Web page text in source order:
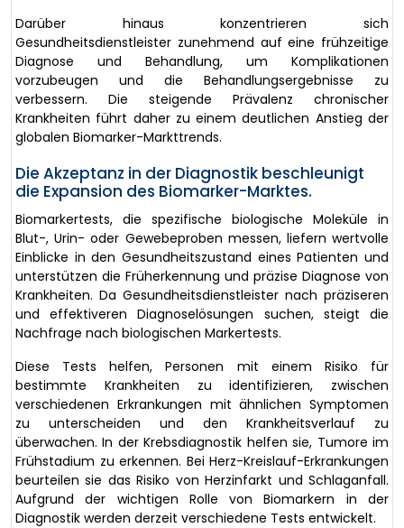
Darüber hinaus konzentrieren sich
Gesundheitsdienstleister zunehmend auf eine frühzeitige
Diagnose und Behandlung, um Komplikationen
vorzubeugen und die Behandlungsergebnisse zu
verbessern. Die steigende Prävalenz chronischer
Krankheiten führt daher zu einem deutlichen Anstieg der
globalen Biomarker-Markttrends.
Die Akzeptanz in der Diagnostik beschleunigt
die Expansion des Biomarker-Marktes.
Biomarkertests, die spezifische biologische Moleküle in
Blut-, Urin- oder Gewebeproben messen, liefern wertvolle
Einblicke in den Gesundheitszustand eines Patienten und
unterstützen die Früherkennung und präzise Diagnose von
Krankheiten. Da Gesundheitsdienstleister nach präziseren
und effektiveren Diagnoselösungen suchen, steigt die
Nachfrage nach biologischen Markertests.
Diese Tests helfen, Personen mit einem Risiko für
bestimmte Krankheiten zu identifizieren, zwischen
verschiedenen Erkrankungen mit ähnlichen Symptomen
zu unterscheiden und den Krankheitsverlauf zu
überwachen. In der Krebsdiagnostik helfen sie, Tumore im
Frühstadium zu erkennen. Bei Herz-Kreislauf-Erkrankungen
beurteilen sie das Risiko von Herzinfarkt und Schlaganfall.
Aufgrund der wichtigen Rolle von Biomarkern in der
Diagnostik werden derzeit verschiedene Tests entwickelt.